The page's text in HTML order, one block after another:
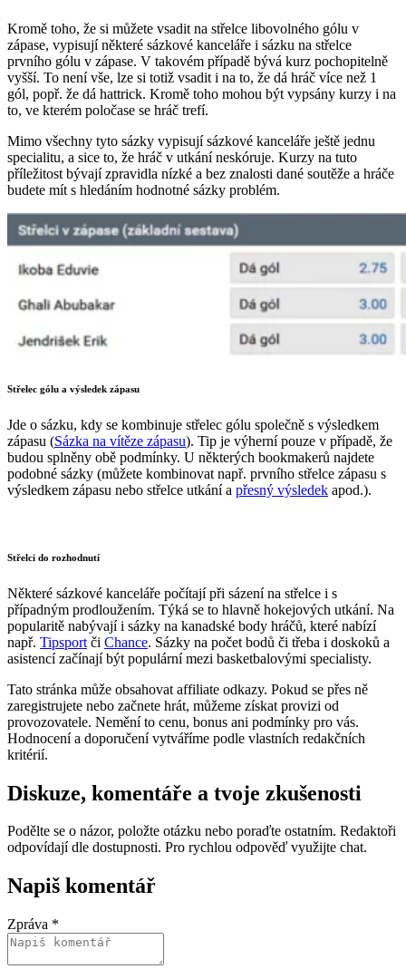
Kromě toho, že si můžete vsadit na střelce libovolného gólu v
zápase, vypisují některé sázkové kanceláře i sázku na střelce
prvního gólu v zápase. V takovém případě bývá kurz pochopitelně
vyšší. To není vše, lze si totiž vsadit i na to, že dá hráč více než 1
gól, popř. že dá hattrick. Kromě toho mohou být vypsány kurzy i na
to, ve kterém poločase se hráč trefí.
Mimo všechny tyto sázky vypisují sázkové kanceláře ještě jednu
specialitu, a sice to, že hráč v utkání neskóruje. Kurzy na tuto
příležitost bývají zpravidla nízké a bez znalosti dané soutěže a hráče
budete mít s hledáním hodnotné sázky problém.
Střelec gólu a výsledek zápasu
Jde o sázku, kdy se kombinuje střelec gólu společně s výsledkem
zápasu (Sázka na vítěze zápasu). Tip je výherní pouze v případě, že
budou splněny obě podmínky. U některých bookmakerů najdete
podobné sázky (můžete kombinovat např. prvního střelce zápasu s
výsledkem zápasu nebo střelce utkání a přesný výsledek apod.).
Střelci do rozhodnutí
Některé sázkové kanceláře počítají při sázení na střelce i s
případným prodloužením. Týká se to hlavně hokejových utkání. Na
popularitě nabývají i sázky na kanadské body hráčů, které nabízí
např. Tipsport či Chance. Sázky na počet bodů či třeba i doskoků a
asistencí začínají být populární mezi basketbalovými specialisty.
Tato stránka může obsahovat affiliate odkazy. Pokud se přes ně
zaregistrujete nebo začnete hrát, můžeme získat provizi od
provozovatele. Nemění to cenu, bonus ani podmínky pro vás.
Hodnocení a doporučení vytváříme podle vlastních redakčních
kritérií.
Diskuze, komentáře a tvoje zkušenosti
Podělte se o názor, položte otázku nebo poraďte ostatním. Redaktoři
odpovídají dle dostupnosti. Pro rychlou odpověď využijte chat.
Napiš komentář
Zpráva *